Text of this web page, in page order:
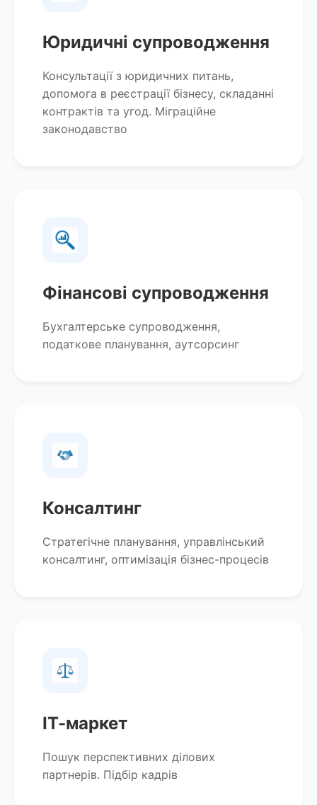
Юридичні супроводження
Консультації з юридичних питань,
допомога в реєстрації бізнесу, складанні
контрактів та угод. Міграційне
законодавство
Фінансові супроводження
Бухгалтерське супроводження,
податкове планування, аутсорсинг
Консалтинг
Стратегічне планування, управлінський
консалтинг, оптимізація бізнес-процесів
ІТ-маркет
Пошук перспективних ділових
партнерів. Підбір кадрів